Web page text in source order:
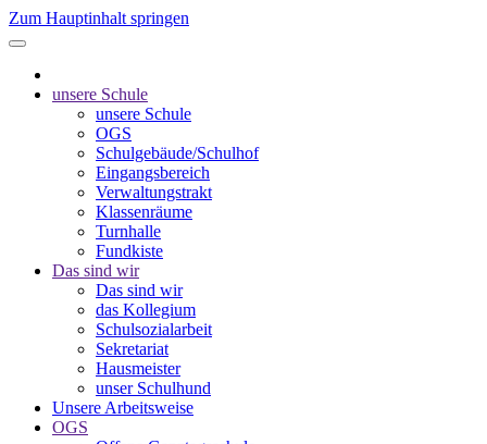
Zum Hauptinhalt springen
unsere Schule
unsere Schule
OGS
Schulgebäude/Schulhof
Eingangsbereich
Verwaltungstrakt
Klassenräume
Turnhalle
Fundkiste
Das sind wir
Das sind wir
das Kollegium
Schulsozialarbeit
Sekretariat
Hausmeister
unser Schulhund
Unsere Arbeitsweise
OGS